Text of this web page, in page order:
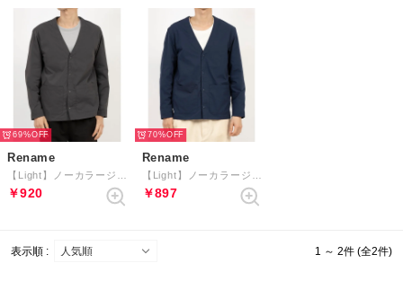
69%
Rename
￥920
70%
Rename
￥897
表示順 : 1 ～ 2件 (全2件)